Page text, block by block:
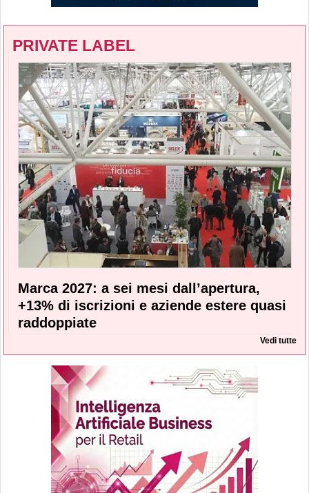
PRIVATE LABEL
Marca 2027: a sei mesi dall’apertura,
+13% di iscrizioni e aziende estere quasi
raddoppiate
Vedi tutte